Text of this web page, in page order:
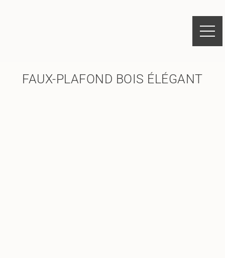
FAUX-PLAFOND BOIS ÉLÉGANT